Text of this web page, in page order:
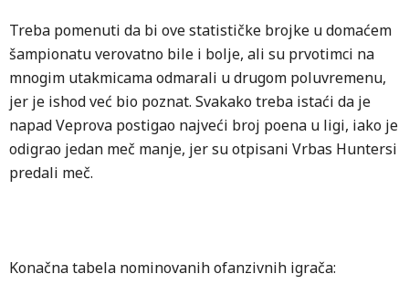
Treba pomenuti da bi ove statističke brojke u domaćem
šampionatu verovatno bile i bolje, ali su prvotimci na
mnogim utakmicama odmarali u drugom poluvremenu,
jer je ishod već bio poznat. Svakako treba istaći da je
napad Veprova postigao najveći broj poena u ligi, iako je
odigrao jedan meč manje, jer su otpisani Vrbas Huntersi
predali meč.
Konačna tabela nominovanih ofanzivnih igrača: